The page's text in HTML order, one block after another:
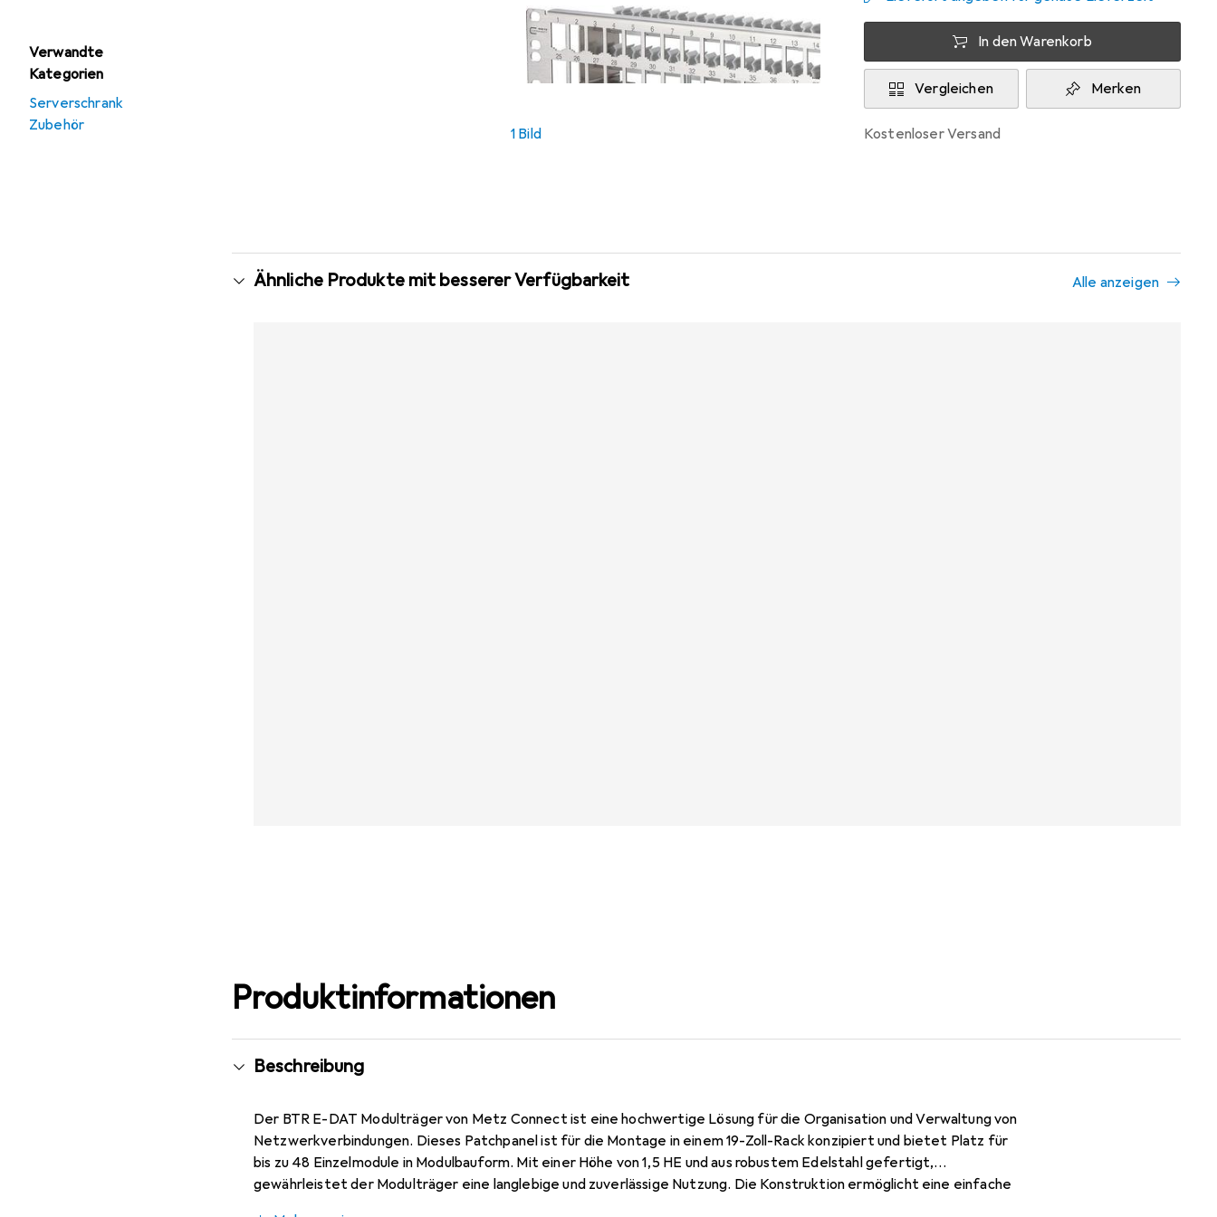
Verwandte
Kategorien
Serverschrank
Zubehör
1 Bild
In den Warenkorb
Vergleichen Merken
kostenloser Versand
Ähnliche Produkte mit besserer Verfügbarkeit Alle anzeigen
Produktinformationen
Beschreibung
Der BTR E-DAT Modulträger von Metz Connect ist eine hochwertige Lösung für die Organisation und Verwaltung von
Netzwerkverbindungen. Dieses Patchpanel ist für die Montage in einem 19-Zoll-Rack konzipiert und bietet Platz für
bis zu 48 Einzelmodule in Modulbauform. Mit einer Höhe von 1,5 HE und aus robustem Edelstahl gefertigt,
gewährleistet der Modulträger eine langlebige und zuverlässige Nutzung. Die Konstruktion ermöglicht eine einfache